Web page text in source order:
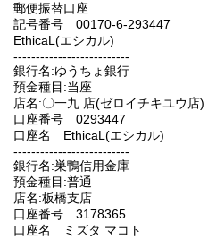
郵便振替口座
記号番号 00170-6-293447
EthicaL(エシカル)
--------------------------
銀行名:ゆうちょ銀行
預金種目:当座
店名:〇一九 店(ゼロイチキユウ店)
口座番号 0293447
口座名 EthicaL(エシカル)
--------------------------
銀行名:巣鴨信用金庫
預金種目:普通
店名:板橋支店
口座番号 3178365
口座名 ミズタ マコト